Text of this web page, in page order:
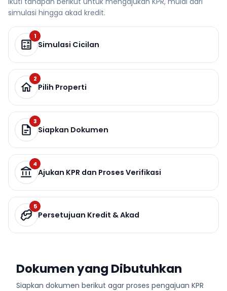
simulasi hingga akad kredit.
1
Simulasi Cicilan
2
Pilih Properti
3
Siapkan Dokumen
4
Ajukan KPR dan Proses Verifikasi
5
Persetujuan Kredit & Akad
Dokumen yang Dibutuhkan
Siapkan dokumen berikut agar proses pengajuan KPR